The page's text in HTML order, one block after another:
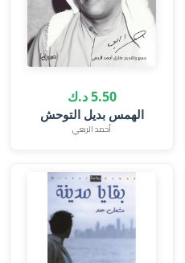
5.50 د.ك
الهمس بديل التوحش
أحمد الربعي